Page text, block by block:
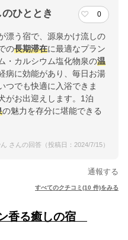
ひととき 0
漂う宿で、源泉かけ流しの
の長期滞在に最適なプラン
・カルシウム塩化物泉の温
病に効能があり、毎日お湯
つでも快適に入浴できま
がお出迎えします。1泊
の魅力を存分に堪能できる
さんの回答（投稿日：2024/7/15）
通報する
すべてのクチコミ(10 件)をみる
香る癒しの宿